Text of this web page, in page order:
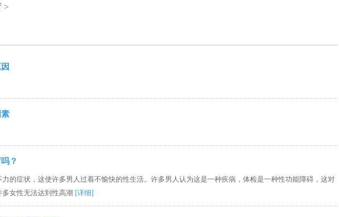
>
？
的症状，这使许多男人过着不愉快的性生活。许多男人认为这是一种疾病，体检是一种性功能障碍，这对
女性无法达到性高潮 [详细]